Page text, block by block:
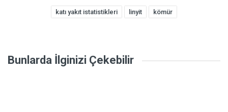
katı yakıt istatistikleri linyit kömür
Bunlarda İlginizi Çekebilir